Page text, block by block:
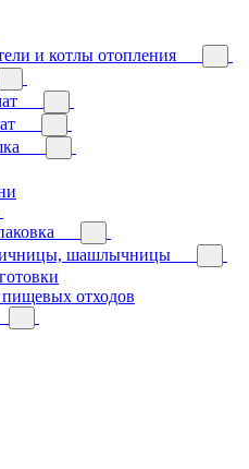
и котлы отопления
шашлычницы
отходов